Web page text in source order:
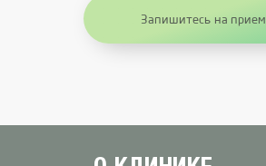
Запишитесь на прием